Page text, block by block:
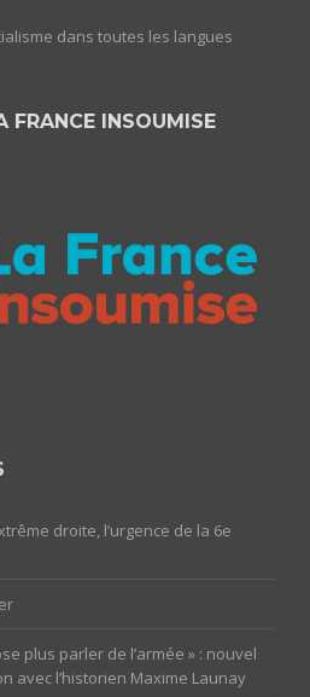
dans toutes les langues
FRANCE INSOUMISE
droite, l’urgence de la 6e
plus parler de l’armée » : nouvel
avec l’historien Maxime Launay